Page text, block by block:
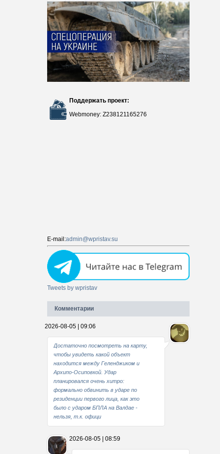
Поддержать проект:
Webmoney: Z238121165276
E-mail:admin@wpristav.su
Tweets by wpristav
Комментарии
2026-08-05 | 09:06
Достаточно посмотреть на карту,
чтобы увидеть какой объект
находится между Геленджиком и
Архипо-Осиповкой. Удар
планировался очень хитро:
формально обвинить в ударе по
резиденции первого лица, как это
было с ударом БПЛА на Валдае -
нельзя, т.к. офици
2026-08-05 | 08:59